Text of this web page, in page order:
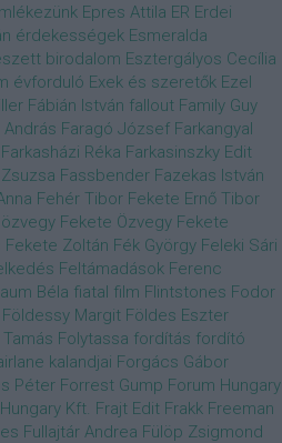
Epres Attila ER Erdei
érdekességek Esmeralda
birodalom Esztergályos Cecília
évforduló Exek és szeretők Ezel
Fábián István fallout Family Guy
András Faragó József Farkangyal
Farkasházi Réka Farkasinszky Edit
Fassbender Fazekas István
Fehér Tibor Fekete Ernő Tibor
Fekete Özvegy Fekete
Fekete Zoltán Fék György Feleki Sári
Feltámadások Ferenc
Béla fiatal film Flintstones Fodor
Földessy Margit Földes Eszter
Folytassa fordítás fordító
kalandjai Forgács Gábor
Péter Forrest Gump Forum Hungary
Kft. Frajt Edit Frakk Freeman
Fullajtár Andrea Fülöp Zsigmond